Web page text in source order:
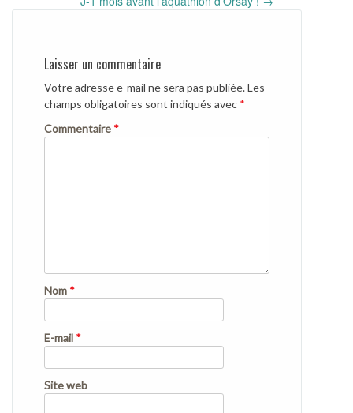
Laisser un commentaire
Votre adresse e-mail ne sera pas publiée.Les
champs obligatoires sont indiqués avec *
Commentaire *
Nom *
E-mail *
Site web